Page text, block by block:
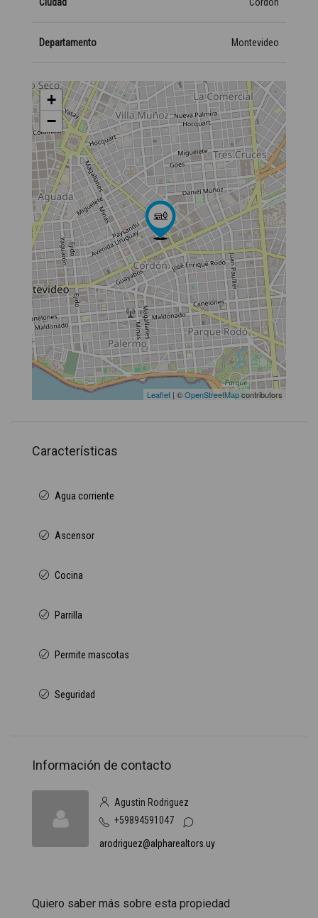
Departamento Montevideo
+
−
Leaflet | ©OpenStreetMapcontributors
Características
Agua corriente
Ascensor
Cocina
Parrilla
Permite mascotas
Seguridad
Información de contacto
Agustin Rodriguez
+59894591047
arodriguez@alpharealtors.uy
Quiero saber más sobre esta propiedad